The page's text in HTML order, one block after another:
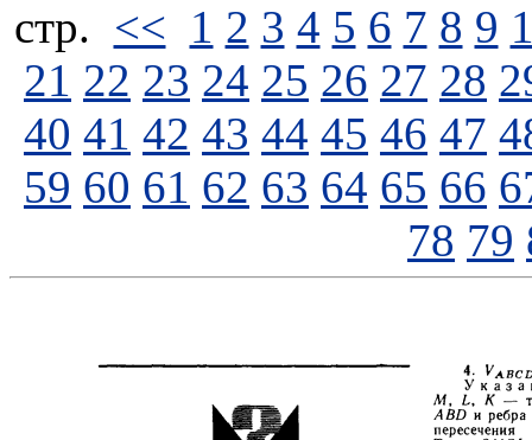
стp. << 1 2 3 4 5 6 7 8 9
21 22 23 24 25 26 27 28
40 41 42 43 44 45 46 47
59 60 61 62 63 64 65 66
78 79